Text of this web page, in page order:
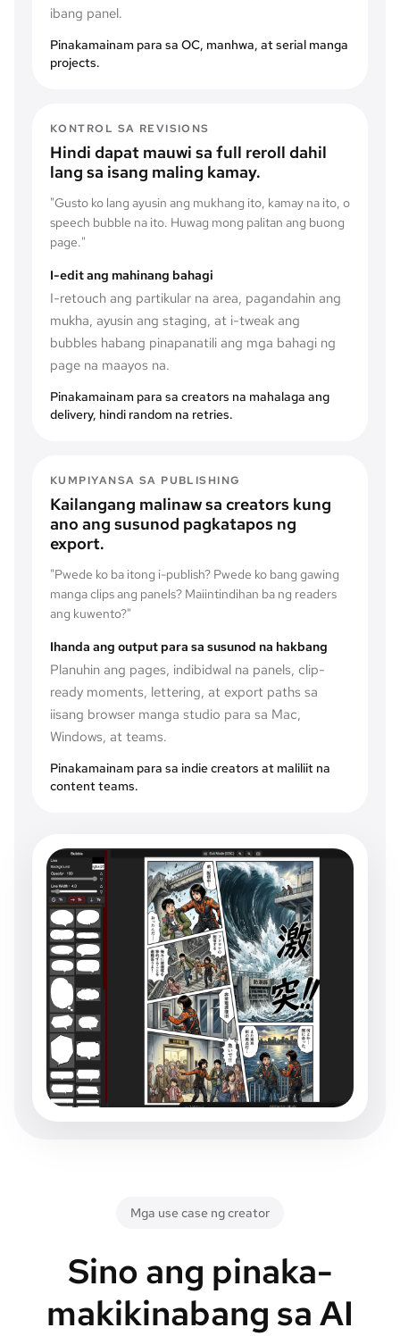
ibang panel.
Pinakamainam para sa OC, manhwa, at serial manga
projects.
KONTROL SA REVISIONS
Hindi dapat mauwi sa full reroll dahil
lang sa isang maling kamay.
"Gusto ko lang ayusin ang mukhang ito, kamay na ito, o
speech bubble na ito. Huwag mong palitan ang buong
page."
I-edit ang mahinang bahagi
I-retouch ang partikular na area, pagandahin ang
mukha, ayusin ang staging, at i-tweak ang
bubbles habang pinapanatili ang mga bahagi ng
page na maayos na.
Pinakamainam para sa creators na mahalaga ang
delivery, hindi random na retries.
KUMPIYANSA SA PUBLISHING
Kailangang malinaw sa creators kung
ano ang susunod pagkatapos ng
export.
"Pwede ko ba itong i-publish? Pwede ko bang gawing
manga clips ang panels? Maiintindihan ba ng readers
ang kuwento?"
Ihanda ang output para sa susunod na hakbang
Planuhin ang pages, indibidwal na panels, clip-
ready moments, lettering, at export paths sa
iisang browser manga studio para sa Mac,
Windows, at teams.
Pinakamainam para sa indie creators at maliliit na
content teams.
Mga use case ng creator
Sino ang pinaka-
makikinabang sa AI